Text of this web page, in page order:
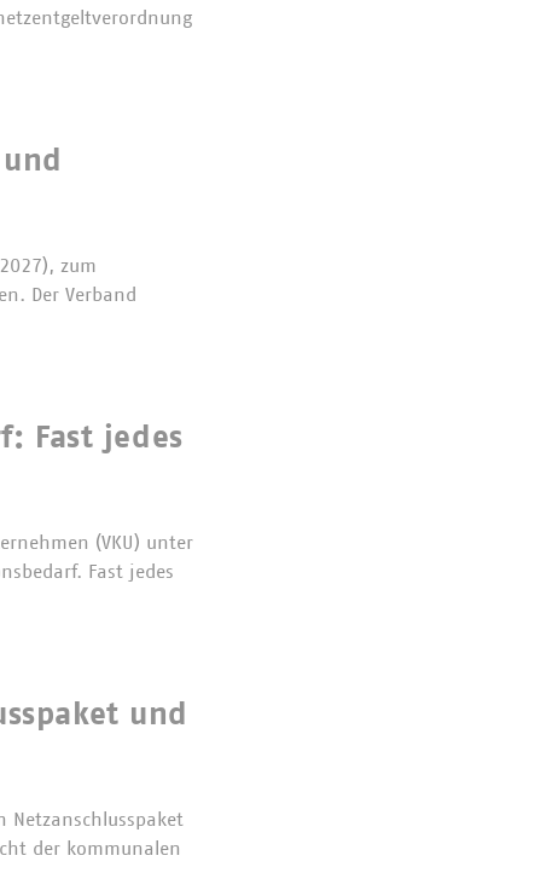
zum
Der Verband
Fast jedes
(VKU) unter
Fast jedes
und
Netzanschlusspaket
der kommunalen